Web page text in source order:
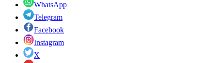
WhatsApp
Telegram
Facebook
Instagram
X